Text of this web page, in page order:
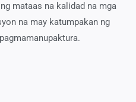
mataas na kalidad na mga
na may katumpakan ng